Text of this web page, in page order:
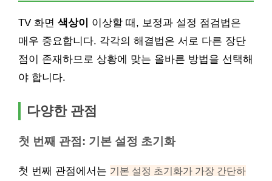
TV 화면 색상이
이상할 때, 보정과 설정 점검법은
매우 중요합니다. 각각의 해결법은 서로 다른 장단
점이 존재하므로 상황에 맞는 올바른 방법을 선택해
야 합니다.
다양한 관점
첫 번째 관점: 기본 설정 초기화
첫 번째 관점에서는 기본 설정 초기화가 가장 간단하